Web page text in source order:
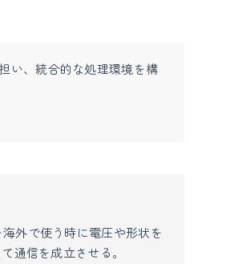
い、統合的な処理環境を構
外で使う時に電圧や形状を
通信を成立させる。